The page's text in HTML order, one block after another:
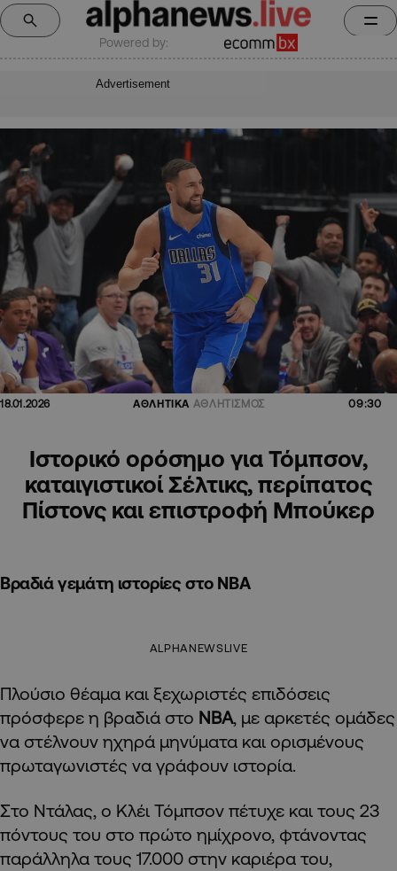
Powered by:
Advertisement
18.01.2026 ΑΘΛΗΤΙΚΑ ΑΘΛΗΤΙΣΜΟΣ 09:30
Ιστορικό ορόσημο για Τόμπσον,
καταιγιστικοί Σέλτικς, περίπατος
Πίστονς και επιστροφή Μπούκερ
Βραδιά γεμάτη ιστορίες στο NBA
ALPHANEWSLIVE
Πλούσιο θέαμα και ξεχωριστές επιδόσεις
πρόσφερε η βραδιά στο NBA, με αρκετές ομάδες
να στέλνουν ηχηρά μηνύματα και ορισμένους
πρωταγωνιστές να γράφουν ιστορία.
Στο Ντάλας, ο Κλέι Τόμπσον πέτυχε και τους 23
πόντους του στο πρώτο ημίχρονο, φτάνοντας
παράλληλα τους 17.000 στην καριέρα του,